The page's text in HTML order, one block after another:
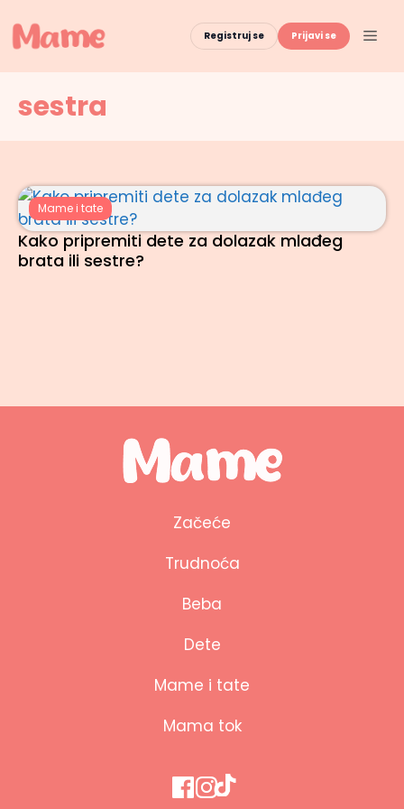
to
content
Registruj se Prijavi se
sestra
Mame i tate
Kako pripremiti dete za dolazak mlađeg
brata ili sestre?
Začeće
Trudnoća
Beba
Dete
Mame i tate
Mama tok